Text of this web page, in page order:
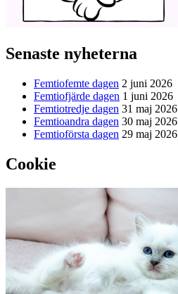
Senaste nyheterna
Femtiofemte dagen 2 juni 2026
Femtiofjärde dagen 1 juni 2026
Femtiotredje dagen 31 maj 2026
Femtioandra dagen 30 maj 2026
Femtioförsta dagen 29 maj 2026
Cookie